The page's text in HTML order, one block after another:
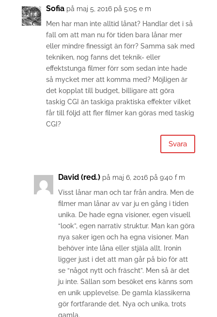
Sofia på maj 5, 2016 på 5:05 e m
Men har man inte alltid lånat? Handlar det i så
fall om att man nu för tiden bara lånar mer
eller mindre finessigt än förr? Samma sak med
tekniken, nog fanns det teknik- eller
effektstunga filmer förr som sedan inte hade
så mycket mer att komma med? Möjligen är
det kopplat till budget, billigare att göra
taskig CGI än taskiga praktiska effekter vilket
får till följd att fler filmer kan göras med taskig
CGI?
Svara
David (red.) på maj 6, 2016 på 9:40 f m
Visst lånar man och tar från andra. Men de
filmer man lånar av var ju en gång i tiden
unika. De hade egna visioner, egen visuell
“look”, egen narrativ struktur. Man kan göra
nya saker igen och ha egna visioner. Man
behöver inte låna eller stjäla allt. Ironin
ligger just i det att man går på bio för att
se “något nytt och fräscht”. Men så är det
ju inte. Sällan som besöket ens känns som
en unik upplevelse. De gamla klassikerna
gör fortfarande det. Nya och unika, trots
gamla.